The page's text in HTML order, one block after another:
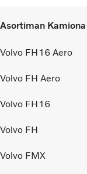
Asortiman Kamiona
Volvo FH16 Aero
Volvo FH Aero
Volvo FH16
Volvo FH
Volvo FMX